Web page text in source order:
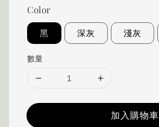
Color
黑 深灰 淺灰
數量
加入購物車